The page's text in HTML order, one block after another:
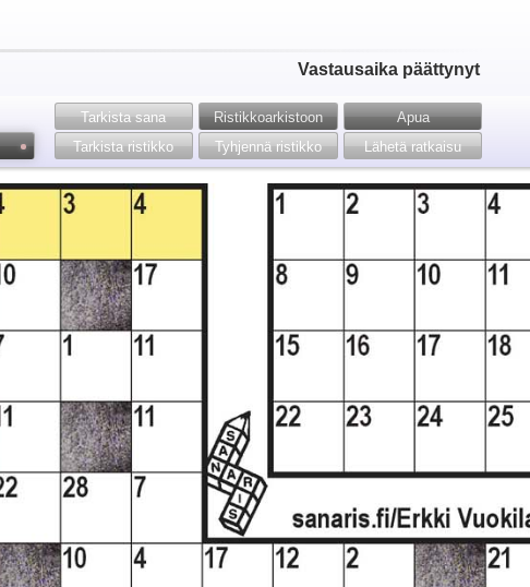
Vastausaika päättynyt
Tarkista sana
Tarkista ristikko
Ristikko­arkistoon
Tyhjennä ristikko
Apua
Lähetä ratkaisu